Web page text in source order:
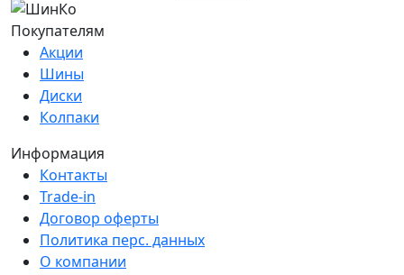
Покупателям
Акции
Шины
Диски
Колпаки
Информация
Контакты
Trade-in
Договор оферты
Политика перс. данных
О компании